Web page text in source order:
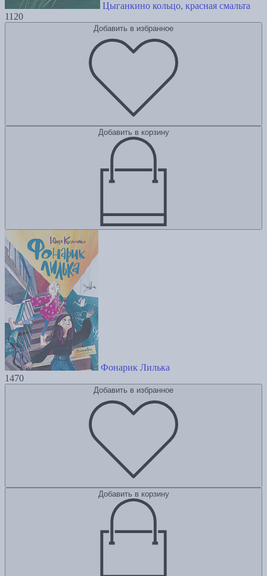
Цыганкино кольцо, красная смальта
1120
Добавить в избранное
Добавить в корзину
Фонарик Лилька
1470
Добавить в избранное
Добавить в корзину